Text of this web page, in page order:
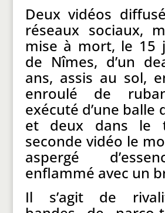
Deux vidéos
réseaux sociaux,
mise à mort, le 15
de Nîmes, d’un
ans, assis au sol,
enroulé de
exécuté d’une balle
et deux dans le
seconde vidéo le
aspergé
enflammé avec un
Il s’agit de